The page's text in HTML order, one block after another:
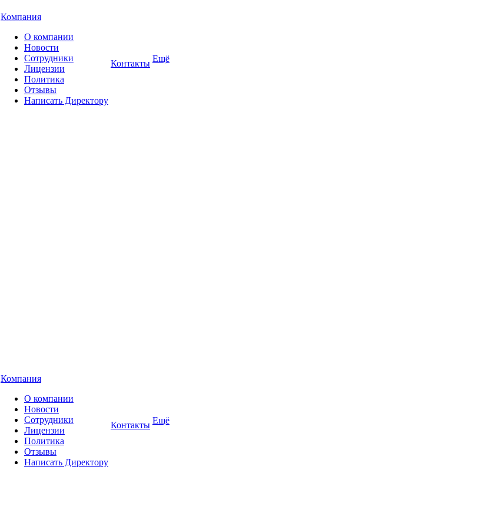
Компания
О компании
Новости
Сотрудники
Лицензии
Политика
Отзывы
Написать Директору
Контакты Ещё
Компания
О компании
Новости
Сотрудники
Лицензии
Политика
Отзывы
Написать Директору
Контакты Ещё